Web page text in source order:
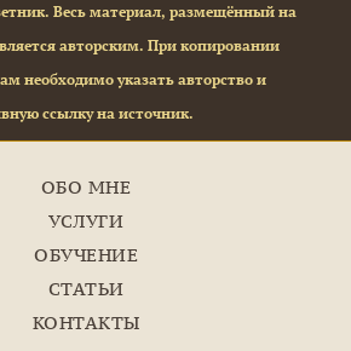
Весь материал, размещённый на
авторским. При копировании
необходимо указать авторство и
ссылку на источник.
ОБО МНЕ
УСЛУГИ
ОБУЧЕНИЕ
СТАТЬИ
КОНТАКТЫ